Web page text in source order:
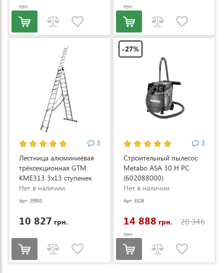
грн. грн.
3
Лестница алюминиевая
трёхсекционная GTM
KME313 3x13 ступенек
3.53-8.93м (KME313)
Нет в наличии
Арт: 39950
10 827 грн.
-27%
3
Строительный пылесос
Metabo ASA 30 H PC
(602088000)
Нет в наличии
Арт: 3526
14 888 грн. 20 346
грн.